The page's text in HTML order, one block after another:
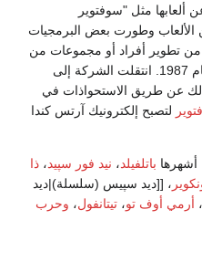
ألعابها مثل "سوفتوير
وطورت بعض البرمجيات
تطوير أفراد أو مجموعات من
عام 1987. انتقلت الشركة إلى
ذلك عن طريق الاستحواذات في
لتصبح إلكترونيك آرتس كندا
أشهرها باتلفيلد، نيد فور سپيد، ذا
، [[ديد سپيس (سلسلة)|ديد
، أرمي أوف تو، تيتانفول، وحرب